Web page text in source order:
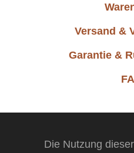
Versand &
Garantie &
Die Nutzung